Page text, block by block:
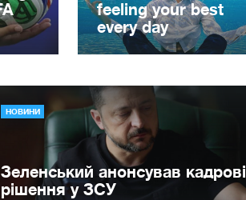
НОВИНИ
Зеленський анонсував кадрові
рішення у ЗСУ